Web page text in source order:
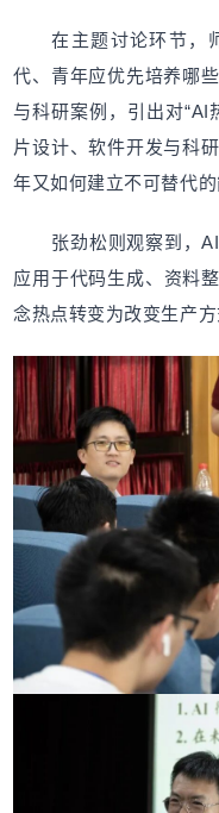
在主题讨论环节，
代、青年应优先培养哪
与科研案例，引出对“AI
片设计、软件开发与科
年又如何建立不可替代的
张劲松则观察到，
应用于代码生成、资料
念热点转变为改变生产方